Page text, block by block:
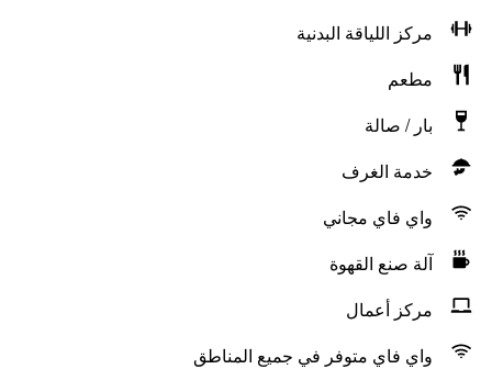
مركز اللياقة البدنية
مطعم
بار / صالة
خدمة الغرف
واي فاي مجاني
آلة صنع القهوة
مركز أعمال
واي فاي متوفر في جميع المناطق